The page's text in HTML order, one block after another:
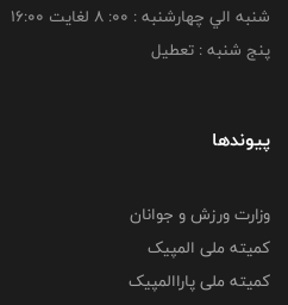
شنبه الي چهارشنبه : 00: 8 لغايت 16:00
پنج شنبه : تعطیل
پیوندها
وزارت ورزش و جوانان
کمیته ملی المپیک
کمیته ملی پاراالمپیک